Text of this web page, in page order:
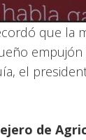
que la
el
de